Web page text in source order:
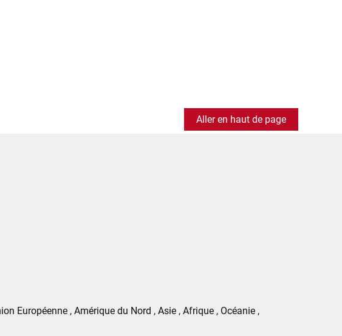
Aller en haut de page
Européenne , Amérique du Nord , Asie , Afrique , Océanie ,